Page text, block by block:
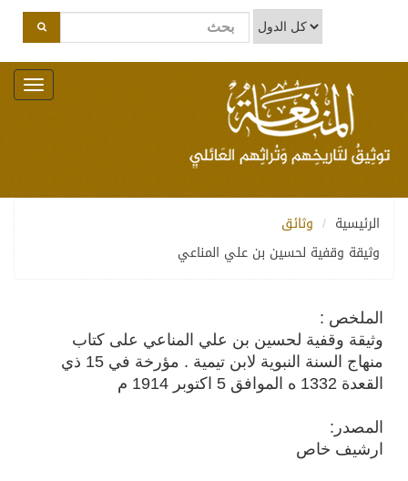
Toggle
navigation
الرئيسية
وثائق
وثيقة وقفية لحسين بن علي المناعي
الملخص :
وثيقة وقفية لحسين بن علي المناعي على كتاب
منهاج السنة النبوية لابن تيمية . مؤرخة في 15 ذي
القعدة 1332 ه الموافق 5 اكتوبر 1914 م
المصدر:
ارشيف خاص